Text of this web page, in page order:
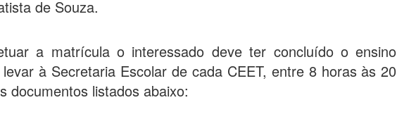
de Souza.
a matrícula o interessado deve ter concluído o ensino
à Secretaria Escolar de cada CEET, entre 8 horas às 20
documentos listados abaixo: